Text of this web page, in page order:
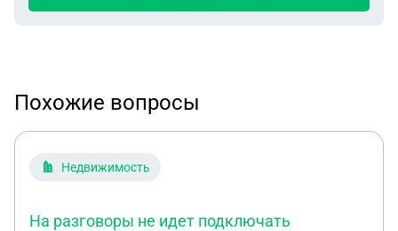
Похожие вопросы
Недвижимость
На разговоры не идет подключать